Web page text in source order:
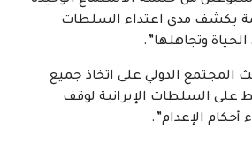
يكشف مدى اعتداء السلطات
وتجاهلها”.
المجتمع الدولي على اتخاذ جميع
على السلطات الإيرانية لوقف
أحكام الإعدام”.